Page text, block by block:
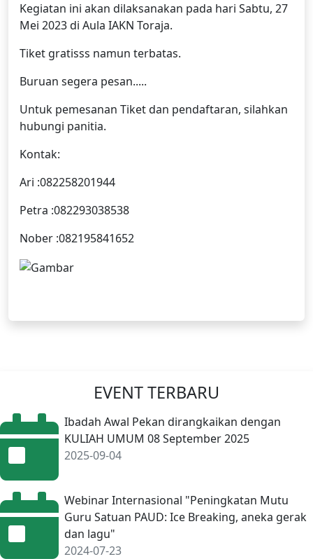
Kegiatan ini akan dilaksanakan pada hari Sabtu, 27
Mei 2023 di Aula IAKN Toraja.
Tiket gratisss namun terbatas.
Buruan segera pesan.....
Untuk pemesanan Tiket dan pendaftaran, silahkan
hubungi panitia.
Kontak:
Ari :082258201944
Petra :082293038538
Nober :082195841652
EVENT TERBARU
Ibadah Awal Pekan dirangkaikan dengan
KULIAH UMUM 08 September 2025
2025-09-04
Webinar Internasional "Peningkatan Mutu
Guru Satuan PAUD: Ice Breaking, aneka gerak
dan lagu"
2024-07-23